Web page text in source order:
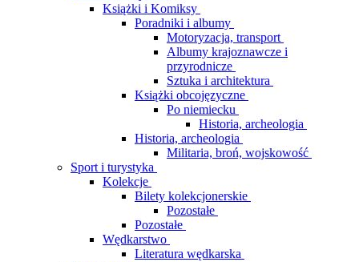
Książki i Komiksy
Poradniki i albumy
Motoryzacja, transport
Albumy krajoznawcze i
przyrodnicze
Sztuka i architektura
Książki obcojęzyczne
Po niemiecku
Historia, archeologia
Historia, archeologia
Militaria, broń, wojskowość
Sport i turystyka
Kolekcje
Bilety kolekcjonerskie
Pozostałe
Pozostałe
Wędkarstwo
Literatura wędkarska